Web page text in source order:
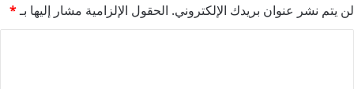
لن يتم نشر عنوان بريدك الإلكتروني. الحقول الإلزامية مشار إليها بـ*